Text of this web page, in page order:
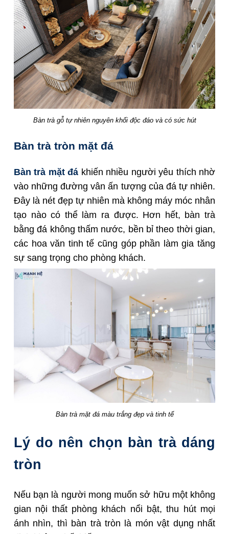
Bàn trà gỗ tự nhiên nguyên khối độc đáo và có sức hút
Bàn trà tròn mặt đá
Bàn trà mặt đá khiến nhiều người yêu thích nhờ
vào những đường vân ấn tượng của đá tự nhiên.
Đây là nét đẹp tự nhiên mà không máy móc nhân
tạo nào có thể làm ra được. Hơn hết, bàn trà
bằng đá không thấm nước, bền bỉ theo thời gian,
các hoa văn tinh tế cũng góp phần làm gia tăng
sự sang trọng cho phòng khách.
Bàn trà mặt đá màu trắng đẹp và tinh tế
Lý do nên chọn bàn trà dáng
tròn
Nếu bạn là người mong muốn sở hữu một không
gian nội thất phòng khách nổi bật, thu hút mọi
ánh nhìn, thì bàn trà tròn là món vật dụng nhất